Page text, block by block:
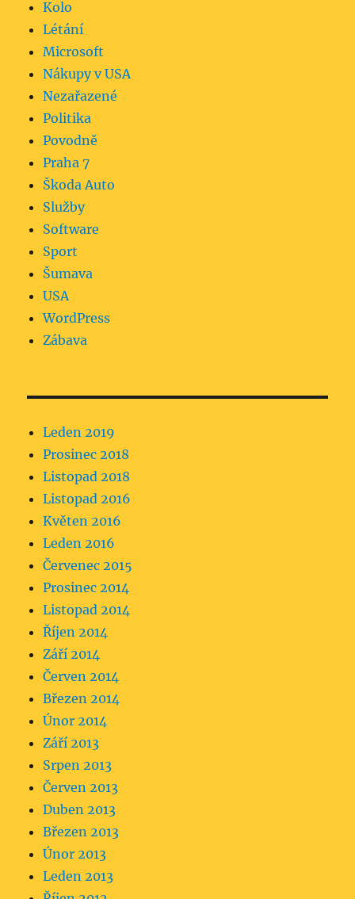
Kolo
Létání
Microsoft
Nákupy v USA
Nezařazené
Politika
Povodně
Praha 7
Škoda Auto
Služby
Software
Sport
Šumava
USA
WordPress
Zábava
Leden 2019
Prosinec 2018
Listopad 2018
Listopad 2016
Květen 2016
Leden 2016
Červenec 2015
Prosinec 2014
Listopad 2014
Říjen 2014
Září 2014
Červen 2014
Březen 2014
Únor 2014
Září 2013
Srpen 2013
Červen 2013
Duben 2013
Březen 2013
Únor 2013
Leden 2013